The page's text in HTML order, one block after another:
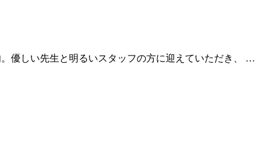
優しい先生と明るいスタッフの方に迎えていただき、 …